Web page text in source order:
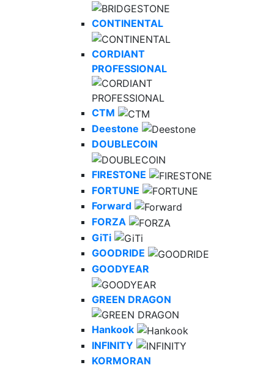
CONTINENTAL
CORDIANT
PROFESSIONAL
CTM
Deestone
DOUBLECOIN
FIRESTONE
FORTUNE
Forward
FORZA
GiTi
GOODRIDE
GOODYEAR
GREEN DRAGON
Hankook
INFINITY
KORMORAN